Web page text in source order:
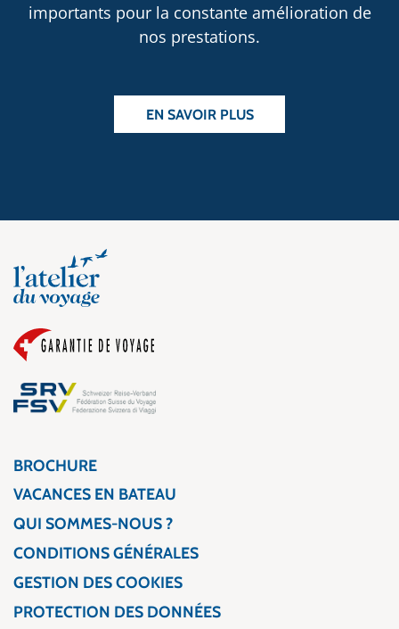
importants pour la constante amélioration de
nos prestations.
EN SAVOIR PLUS
BROCHURE
VACANCES EN BATEAU
QUI SOMMES-NOUS ?
CONDITIONS GÉNÉRALES
GESTION DES COOKIES
PROTECTION DES DONNÉES